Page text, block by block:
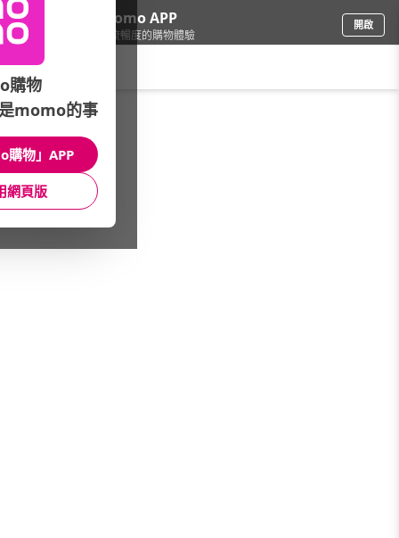
下載momo APP
給你3倍流暢度的購物體驗
開啟
傢飾寢具/床墊/品牌總覽(A~Z)
館長推薦 月銷量
購物
momo的事
購物」APP
網頁版